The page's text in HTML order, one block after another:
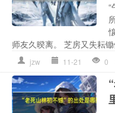
“
师友久暌离。 芝房又失耘
jzw 11-21 0